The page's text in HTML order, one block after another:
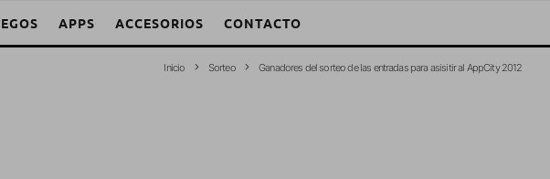
APPS ACCESORIOS CONTACTO
Inicio Sorteo Ganadores del sorteo de las entradas para asisitir al AppCity 2012